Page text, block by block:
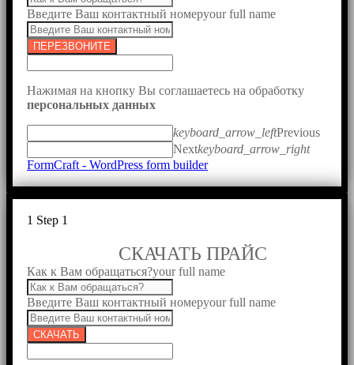
Введите Ваш контактный номерyour full name
ПЕРЕЗВОНИТЕ
Нажимая на кнопку Вы соглашаетесь на обработку
персональных данных
keyboard_arrow_leftPrevious
Nextkeyboard_arrow_right
FormCraft - WordPress form builder
1 Step 1
СКАЧАТЬ ПРАЙС
Как к Вам обращаться?your full name
Введите Ваш контактный номерyour full name
СКАЧАТЬ